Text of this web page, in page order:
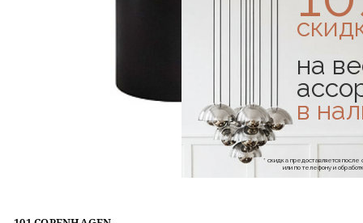
на
в
* скидка предоставляется
или по телефону и